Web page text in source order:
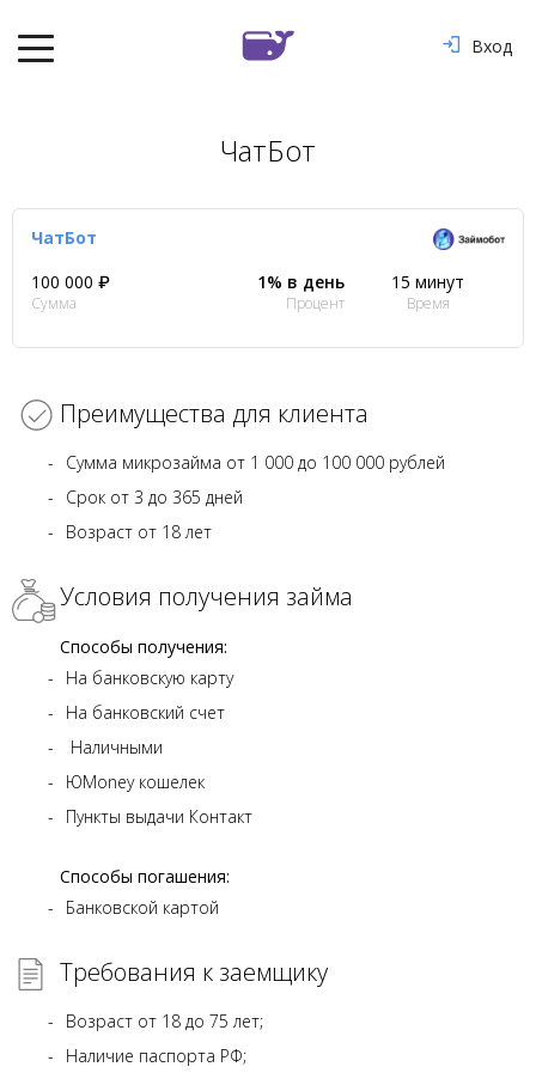
Вход
ЧатБот
ЧатБот
100 000 ₽
Сумма
1% в день
Процент
15 минут
Время
Преимущества для клиента
Сумма микрозайма от 1 000 до 100 000 рублей
Срок от 3 до 365 дней
Возраст от 18 лет
Условия получения займа
Способы получения:
На банковскую карту
На банковский счет
Наличными
ЮMoney кошелек
Пункты выдачи Контакт
Способы погашения:
Банковской картой
Требования к заемщику
Возраст от 18 до 75 лет;
Наличие паспорта РФ;